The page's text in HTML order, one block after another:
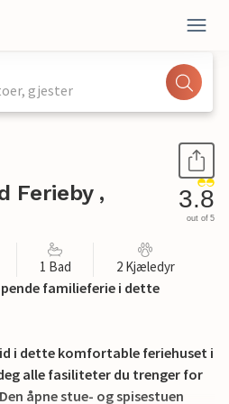
gjester
Ferieby ,
3.8
out of 5
1 Bad 2 Kjæledyr
familieferie i dette
i dette komfortable feriehuset i
alle fasiliteter du trenger for
åpne stue- og spisestuen